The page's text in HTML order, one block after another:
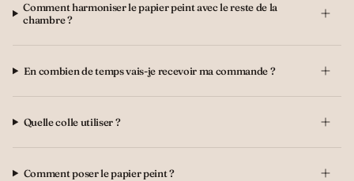
Comment harmoniser le papier peint avec le reste de la
chambre ?
En combien de temps vais-je recevoir ma commande ?
Quelle colle utiliser ?
Comment poser le papier peint ?